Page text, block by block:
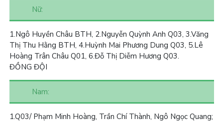
Nữ:
1.Ngô Huyền Châu BTH, 2.Nguyễn Quỳnh Anh Q03, 3.Văng
Thị Thu Hằng BTH, 4.Huỳnh Mai Phương Dung Q03, 5.Lê
Hoàng Trân Châu Q01, 6.Đỗ Thị Diễm Hương Q03.
ĐỒNG ĐỘI
Nam:
1.Q03/ Phạm Minh Hoàng, Trần Chí Thành, Ngô Ngọc Quang;